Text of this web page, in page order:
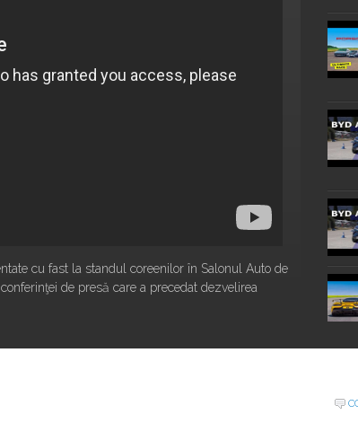
cu fast la standul coreenilor în Salonul Auto de
de presă care a precedat dezvelirea